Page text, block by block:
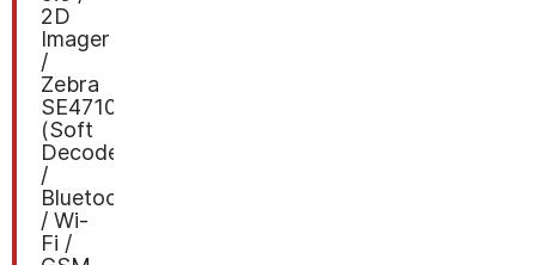
2D
Imager
/
Zebra
SE4710
(Soft
Decode)
/
Bluetooth
/ Wi-
Fi /